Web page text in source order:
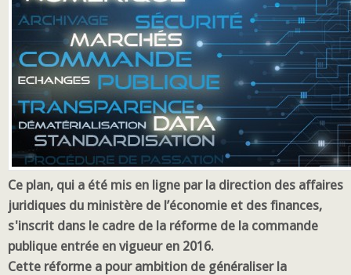
Ce plan, qui a été mis en ligne par la direction des affaires
juridiques du ministère de l’économie et des finances,
s'inscrit dans le cadre de la réforme de la commande
publique entrée en vigueur en 2016.
Cette réforme a pour ambition de généraliser la